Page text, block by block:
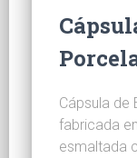
Cápsula de
fabricada
esmaltada